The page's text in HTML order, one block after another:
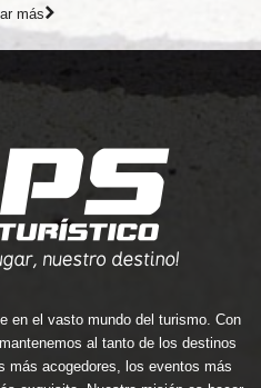
más
en el vasto mundo del turismo. Con
al tanto de los destinos
más acogedores, los eventos más